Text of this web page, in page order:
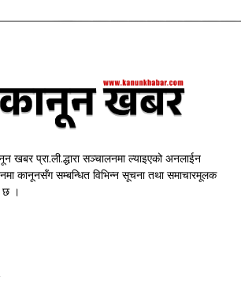
प्रा.ली.द्धारा सञ्चालनमा ल्याइएको अनलाईन
कानूनसँग सम्बन्धित विभिन्न सूचना तथा समाचारमूलक
छ ।